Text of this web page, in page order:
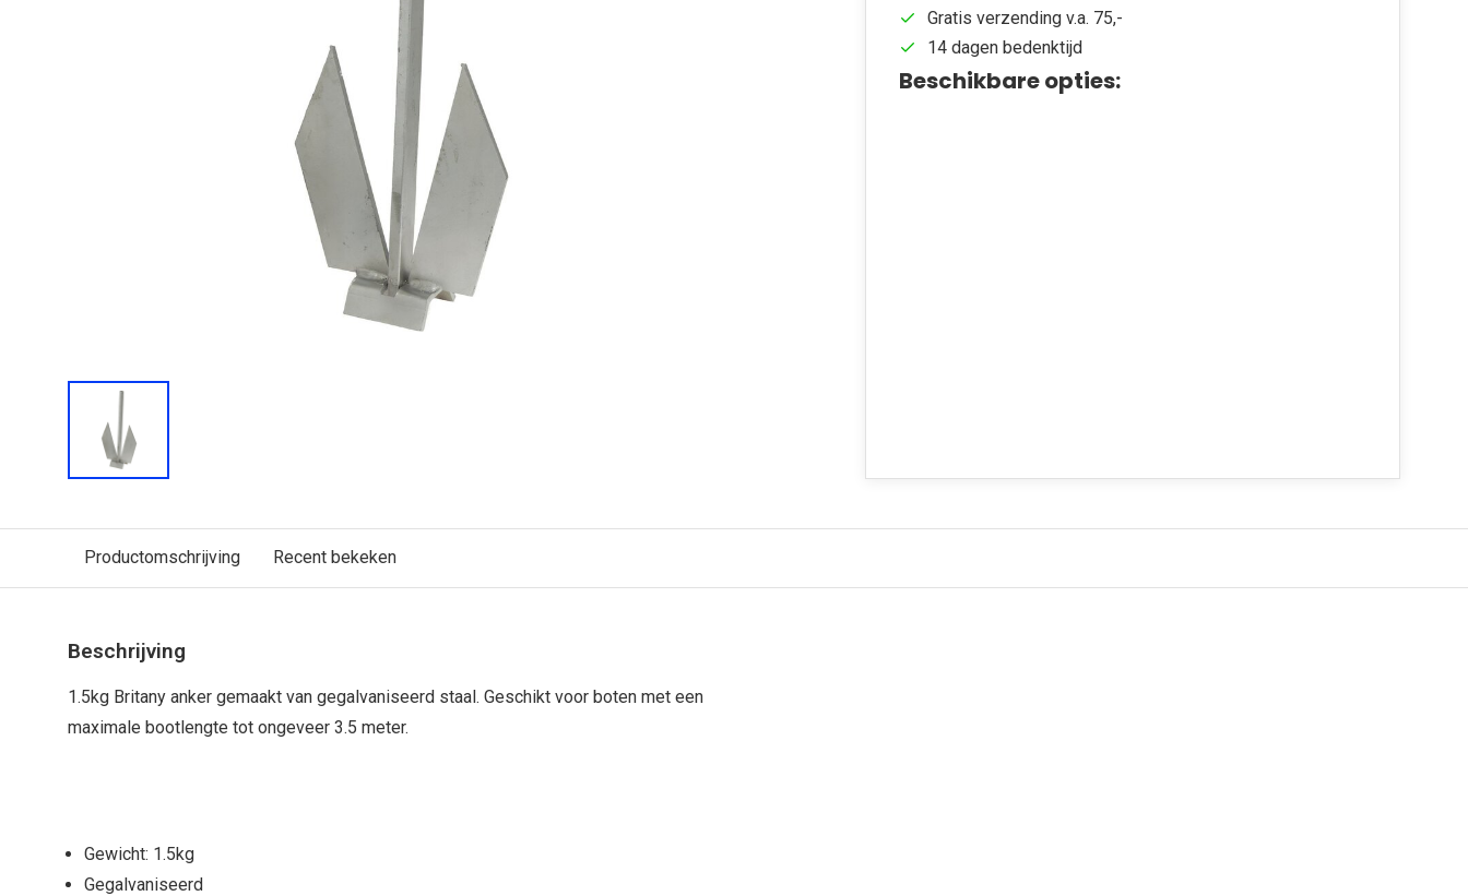
Gratis verzending v.a. 75,-
14 dagen bedenktijd
Beschikbare opties:
Productomschrijving Recent bekeken
Beschrijving
1.5kg Britany anker gemaakt van gegalvaniseerd staal. Geschikt voor boten met een
maximale bootlengte tot ongeveer 3.5 meter.
Gewicht: 1.5kg
Gegalvaniseerd